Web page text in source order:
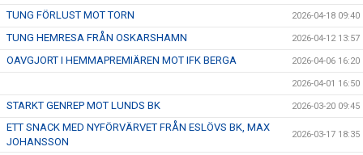
TUNG FÖRLUST MOT TORN 2026-04-18 09:40
TUNG HEMRESA FRÅN OSKARSHAMN 2026-04-12 13:57
OAVGJORT I HEMMAPREMIÄREN MOT IFK BERGA 2026-04-06 16:20
2026-04-01 16:50
STARKT GENREP MOT LUNDS BK 2026-03-20 09:45
ETT SNACK MED NYFÖRVÄRVET FRÅN ESLÖVS BK, MAX
JOHANSSON
2026-03-17 18:35